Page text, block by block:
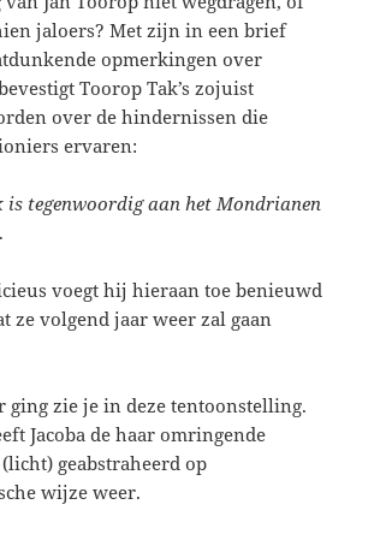
jaloers? Met zijn in een brief
opmerkingen over
Toorop Tak’s zojuist
over de hindernissen die
ervaren:
is tegenwoordig aan het Mondrianen
voegt hij hieraan toe benieuwd
ze volgend jaar weer zal gaan
ging zie je in deze tentoonstelling.
Jacoba de haar omringende
geabstraheerd op
wijze weer.